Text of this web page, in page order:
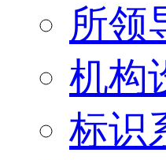
所领
机构
标识